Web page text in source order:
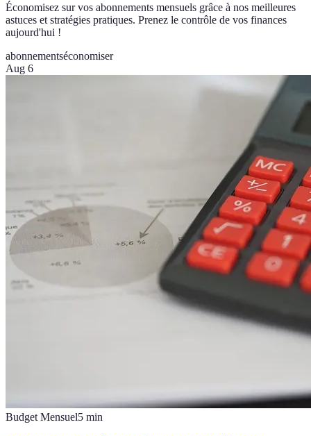
Économisez sur vos abonnements mensuels grâce à nos meilleures
astuces et stratégies pratiques. Prenez le contrôle de vos finances
aujourd'hui !
abonnementséconomiser
Aug 6
Budget Mensuel5 min